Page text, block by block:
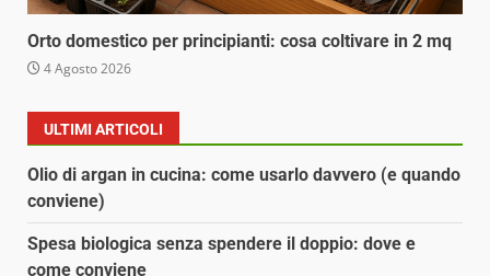
Orto domestico per principianti: cosa coltivare in 2 mq
4 Agosto 2026
ULTIMI ARTICOLI
Olio di argan in cucina: come usarlo davvero (e quando
conviene)
Spesa biologica senza spendere il doppio: dove e
come conviene